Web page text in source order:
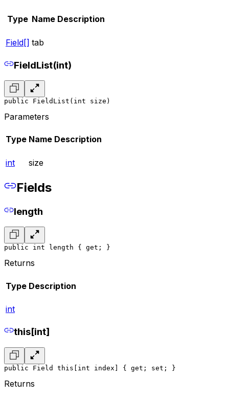
Type Name Description
Field[] tab
FieldList(int)
public FieldList(int size)
Parameters
Type Name Description
int size
Fields
length
public int length { get; }
Returns
Type Description
int
this[int]
public Field this[int index] { get; set; }
Returns